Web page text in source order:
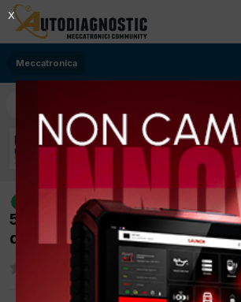
Meccatronica
[citroen C3 07/2004
50Kw Diesel] auto si è spenta
dallo scarico e presenza di
X